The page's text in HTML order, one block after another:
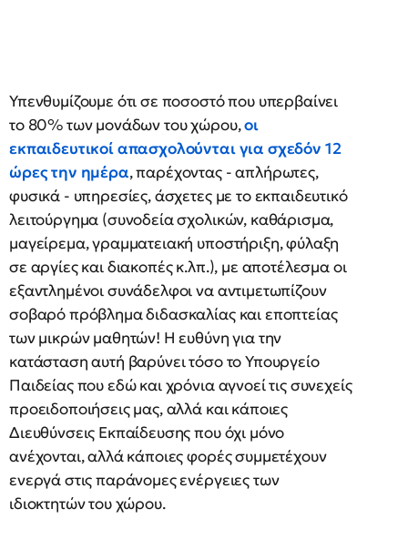
Υπενθυμίζουμε ότι σε ποσοστό που υπερβαίνει
το 80% των μονάδων του χώρου,οι
εκπαιδευτικοί απασχολούνται για σχεδόν 12
ώρες την ημέρα, παρέχοντας - απλήρωτες,
φυσικά - υπηρεσίες, άσχετες με το εκπαιδευτικό
λειτούργημα (συνοδεία σχολικών, καθάρισμα,
μαγείρεμα, γραμματειακή υποστήριξη, φύλαξη
σε αργίες και διακοπές κ.λπ.), με αποτέλεσμα οι
εξαντλημένοι συνάδελφοι να αντιμετωπίζουν
σοβαρό πρόβλημα διδασκαλίας και εποπτείας
των μικρών μαθητών! Η ευθύνη για την
κατάσταση αυτή βαρύνει τόσο το Υπουργείο
Παιδείας που εδώ και χρόνια αγνοεί τις συνεχείς
προειδοποιήσεις μας, αλλά και κάποιες
Διευθύνσεις Εκπαίδευσης που όχι μόνο
ανέχονται, αλλά κάποιες φορές συμμετέχουν
ενεργά στις παράνομες ενέργειες των
ιδιοκτητών του χώρου.